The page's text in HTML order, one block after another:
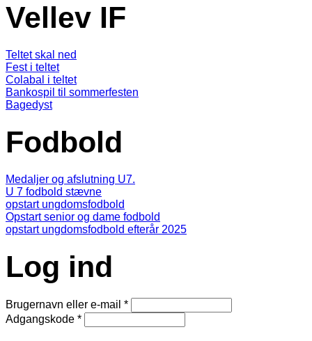
Vellev IF
Teltet skal ned
Fest i teltet
Colabal i teltet
Bankospil til sommerfesten
Bagedyst
Fodbold
Medaljer og afslutning U7.
U 7 fodbold stævne
opstart ungdomsfodbold
Opstart senior og dame fodbold
opstart ungdomsfodbold efterår 2025
Log ind
Brugernavn eller e-mail *
Adgangskode *